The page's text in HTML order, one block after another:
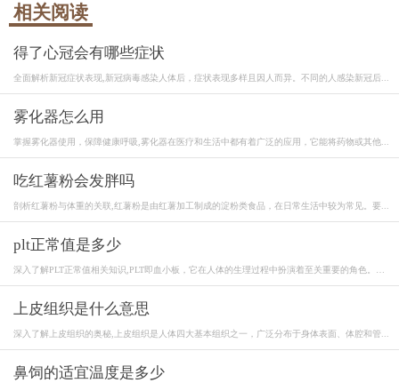
相关阅读
得了心冠会有哪些症状
全面解析新冠症状表现,新冠病毒感染人体后，症状表现多样且因人而异。不同的人感染新冠后...
雾化器怎么用
掌握雾化器使用，保障健康呼吸,雾化器在医疗和生活中都有着广泛的应用，它能将药物或其他...
吃红薯粉会发胖吗
剖析红薯粉与体重的关联,红薯粉是由红薯加工制成的淀粉类食品，在日常生活中较为常见。要...
plt正常值是多少
深入了解PLT正常值相关知识,PLT即血小板，它在人体的生理过程中扮演着至关重要的角色。血
上皮组织是什么意思
深入了解上皮组织的奥秘,上皮组织是人体四大基本组织之一，广泛分布于身体表面、体腔和管...
鼻饲的适宜温度是多少